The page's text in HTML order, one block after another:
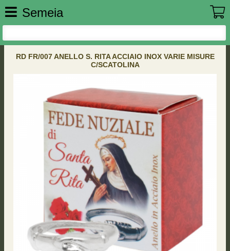
Semeia
RD FR/007 ANELLO S. RITA ACCIAIO INOX VARIE MISURE
C/SCATOLINA